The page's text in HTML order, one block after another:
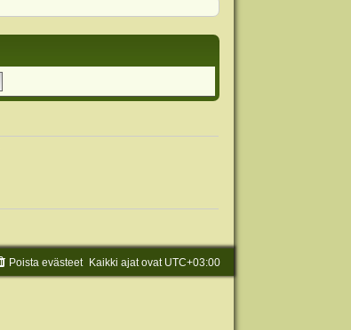
Kaikki ajat ovat UTC+03:00
Poista evästeet